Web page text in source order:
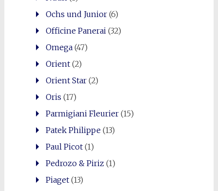
Ochs und Junior(6)
Officine Panerai(32)
Omega(47)
Orient(2)
Orient Star(2)
Oris (17)
Parmigiani Fleurier(15)
Patek Philippe(13)
Paul Picot(1)
Pedrozo & Piriz (1)
Piaget(13)